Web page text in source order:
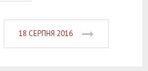
18 СЕРПНЯ 2016